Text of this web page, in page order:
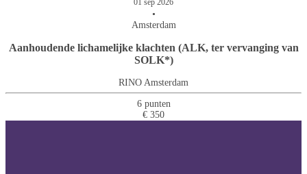
•
Amsterdam
Aanhoudende lichamelijke klachten (ALK, ter vervanging van
SOLK*)
RINO Amsterdam
6 punten
€ 350